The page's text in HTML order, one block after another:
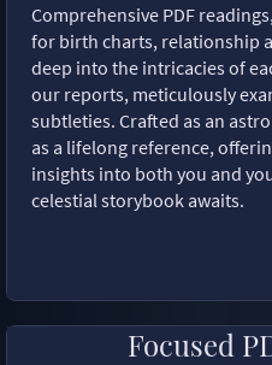
Comprehensive PDF
for birth charts, relationship
deep into the intricacies of
our reports, meticulously
subtleties. Crafted as an
as a lifelong reference,
insights into both you and
celestial storybook awaits.
Focused